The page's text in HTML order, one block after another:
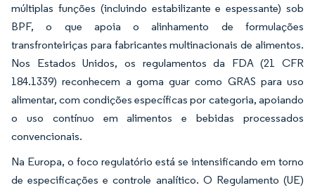
múltiplas funções (incluindo estabilizante e espessante) sob
BPF, o que apoia o alinhamento de formulações
transfronteiriças para fabricantes multinacionais de alimentos.
Nos Estados Unidos, os regulamentos da FDA (21 CFR
184.1339) reconhecem a goma guar como GRAS para uso
alimentar, com condições específicas por categoria, apoiando
o uso contínuo em alimentos e bebidas processados
convencionais.
Na Europa, o foco regulatório está se intensificando em torno
de especificações e controle analítico. O Regulamento (UE)